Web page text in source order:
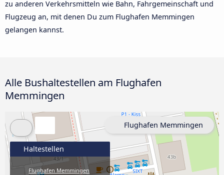
zu anderen Verkehrsmitteln wie Bahn, Fahrgemeinschaft und
Flugzeug an, mit denen Du zum Flughafen Memmingen
gelangen kannst.
Alle Bushaltestellen am Flughafen
Memmingen
Haltestellen
Flughafen Memmingen
Flughafen Memmingen